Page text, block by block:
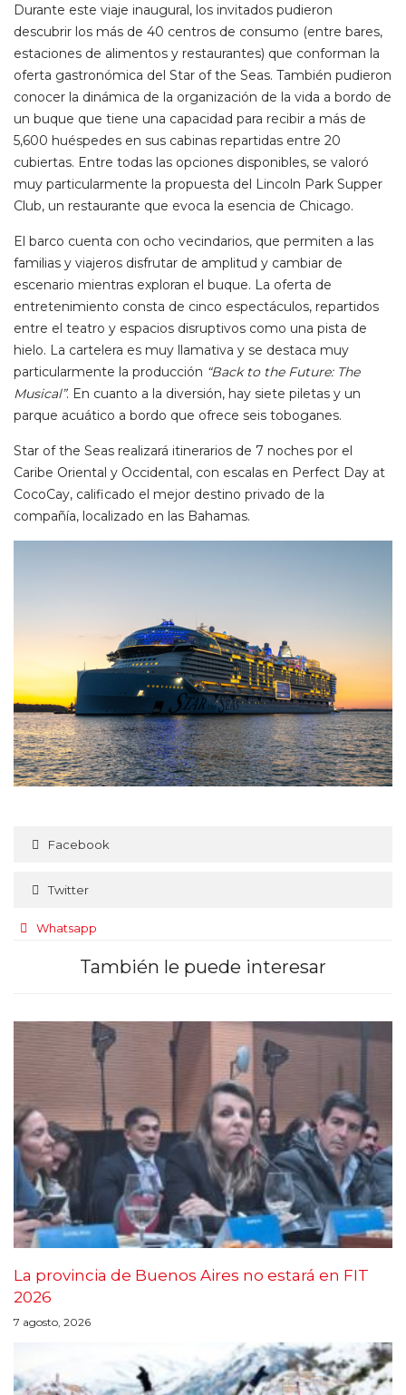
Durante este viaje inaugural, los invitados pudieron
descubrir los más de 40 centros de consumo (entre bares,
estaciones de alimentos y restaurantes) que conforman la
oferta gastronómica del Star of the Seas. También pudieron
conocer la dinámica de la organización de la vida a bordo de
un buque que tiene una capacidad para recibir a más de
5,600 huéspedes en sus cabinas repartidas entre 20
cubiertas. Entre todas las opciones disponibles, se valoró
muy particularmente la propuesta del Lincoln Park Supper
Club, un restaurante que evoca la esencia de Chicago.
El barco cuenta con ocho vecindarios, que permiten a las
familias y viajeros disfrutar de amplitud y cambiar de
escenario mientras exploran el buque. La oferta de
entretenimiento consta de cinco espectáculos, repartidos
entre el teatro y espacios disruptivos como una pista de
hielo. La cartelera es muy llamativa y se destaca muy
particularmente la producción “Back to the Future: The
Musical”. En cuanto a la diversión, hay siete piletas y un
parque acuático a bordo que ofrece seis toboganes.
Star of the Seas realizará itinerarios de 7 noches por el
Caribe Oriental y Occidental, con escalas en Perfect Day at
CocoCay, calificado el mejor destino privado de la
compañía, localizado en las Bahamas.
Facebook
Twitter
Whatsapp
También le puede interesar
La provincia de Buenos Aires no estará en FIT
2026
7 agosto, 2026